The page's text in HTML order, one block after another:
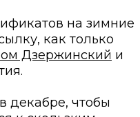
на зимние
как только
Дзержинский и
декабре, чтобы